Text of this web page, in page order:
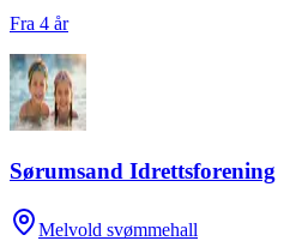
Fra 4 år
Sørumsand Idrettsforening
Melvold svømmehall